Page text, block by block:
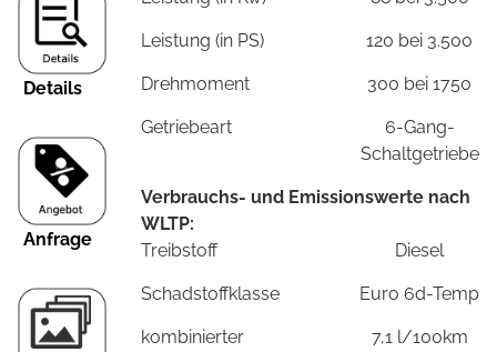
Details
Anfrage
Leistung (in PS) 120 bei 3.500
Drehmoment 300 bei 1750
Getriebeart
6-Gang-
Schaltgetriebe
Verbrauchs- und Emissionswerte nach
WLTP:
Treibstoff
Diesel
Schadstoffklasse Euro 6d-Temp
kombinierter
7,1 l/100km